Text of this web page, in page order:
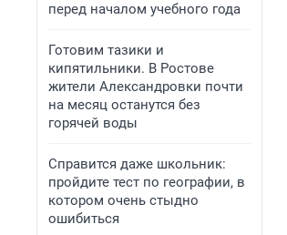
перед началом учебного года
Готовим тазики и
кипятильники. В Ростове
жители Александровки почти
на месяц останутся без
горячей воды
Справится даже школьник:
пройдите тест по географии, в
котором очень стыдно
ошибиться